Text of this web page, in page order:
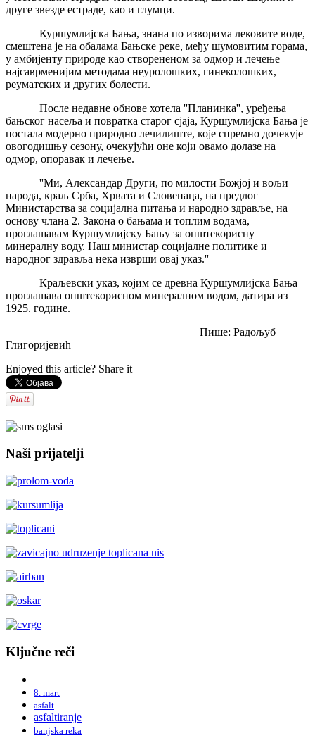
друге звезде естраде, као и глумци.
Куршумлијска Бања, знана по изворима лековите воде,
смештена је на обалама Бањске реке, међу шумовитим горама,
у амбијенту природе као створененом за одмор и лечење
најсаврменијим методама неуролошких, гинеколошких,
реуматских и других болести.
После недавне обнове хотела ''Планинка'', уређења
бањског насеља и повратка старог сјаја, Куршумлијска Бања је
постала модерно природно лечилиште, које спремно дочекује
овогодишњу сезону, очекујући оне који овамо долазе на
одмор, опоравак и лечење.
''Ми, Александар Други, по милости Божјој и вољи
народа, краљ Срба, Хрвата и Словенаца, на предлог
Министарства за социјална питања и народно здравље, на
основу члана 2. Закона о бањама и топлим водама,
проглашавам Куршумлијску Бању за општекорисну
минералну воду. Наш министар социјалне политике и
народног здравља нека изврши овај указ.''
Краљевски указ, којим се древна Куршумлијска Бања
проглашава општекорисном минералном водом, датира из
1925. године.
Пише: Радољуб
Глигоријевић
Enjoyed this article? Share it
Naši prijatelji
Ključne reči
8. mart
asfalt
asfaltiranje
banjska reka